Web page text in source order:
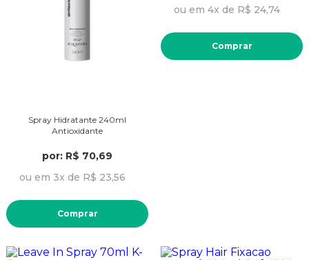
Spray Hidratante 240ml
Antioxidante
por: R$ 70,69
ou em 3x de R$ 23,56
Comprar
ou em 4x de R$ 24,74
Comprar